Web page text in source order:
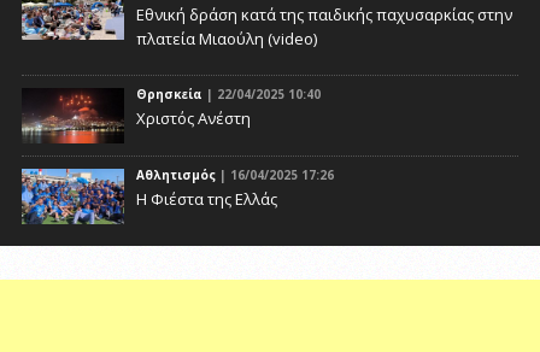
Eθνική δράση κατά της παιδικής παχυσαρκίας στην
πλατεία Μιαούλη (video)
Θρησκεία | 22/04/2025 10:40
Χριστός Ανέστη
Αθλητισμός | 16/04/2025 17:26
Η Φιέστα της Ελλάς